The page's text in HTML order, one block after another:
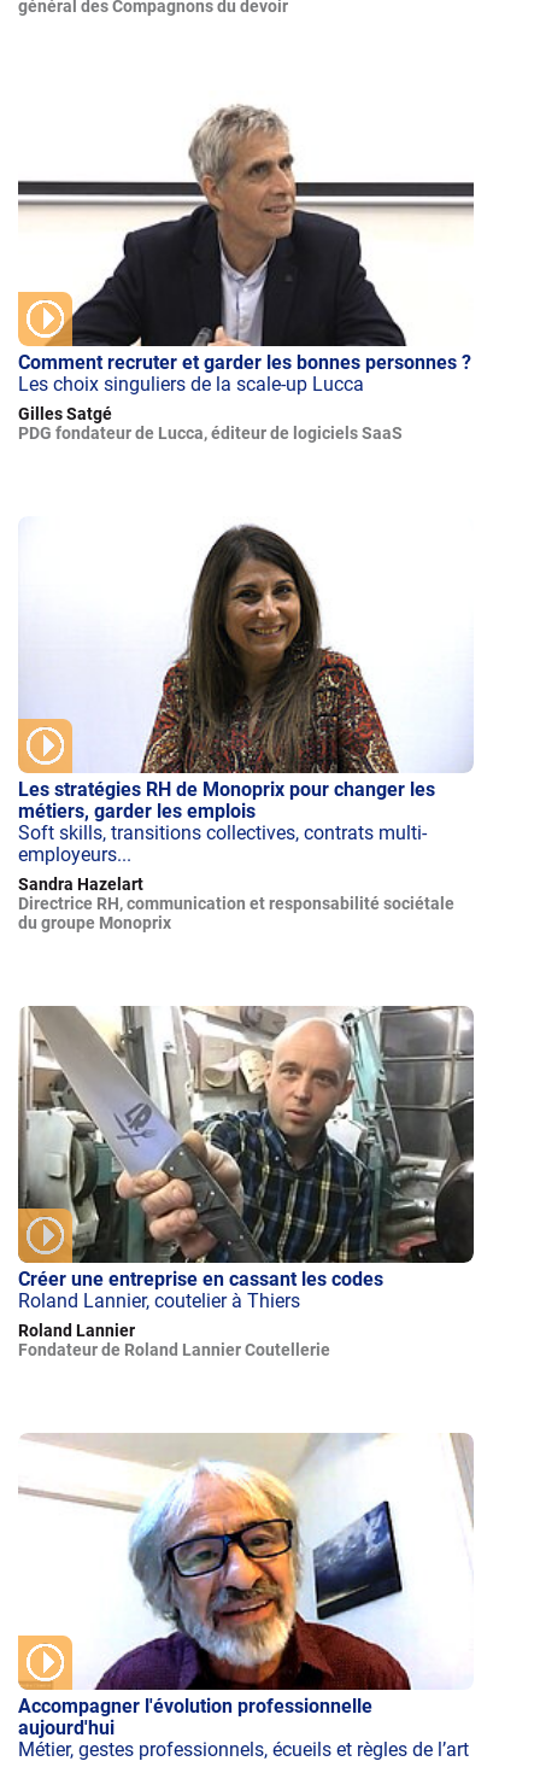
général des Compagnons du devoir
Comment recruter et garder les bonnes personnes ?
Les choix singuliers de la scale-up Lucca
Gilles Satgé
PDG fondateur de Lucca, éditeur de logiciels SaaS
Les stratégies RH de Monoprix pour changer les
métiers, garder les emplois
Soft skills, transitions collectives, contrats multi-
employeurs...
Sandra Hazelart
Directrice RH, communication et responsabilité sociétale
du groupe Monoprix
Créer une entreprise en cassant les codes
Roland Lannier, coutelier à Thiers
Roland Lannier
Fondateur de Roland Lannier Coutellerie
Accompagner l'évolution professionnelle
aujourd'hui
Métier, gestes professionnels, écueils et règles de l’art